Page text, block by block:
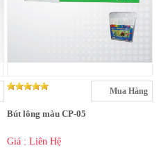
Mua Hàng
Bút lông màu CP-05
Giá : Liên Hệ